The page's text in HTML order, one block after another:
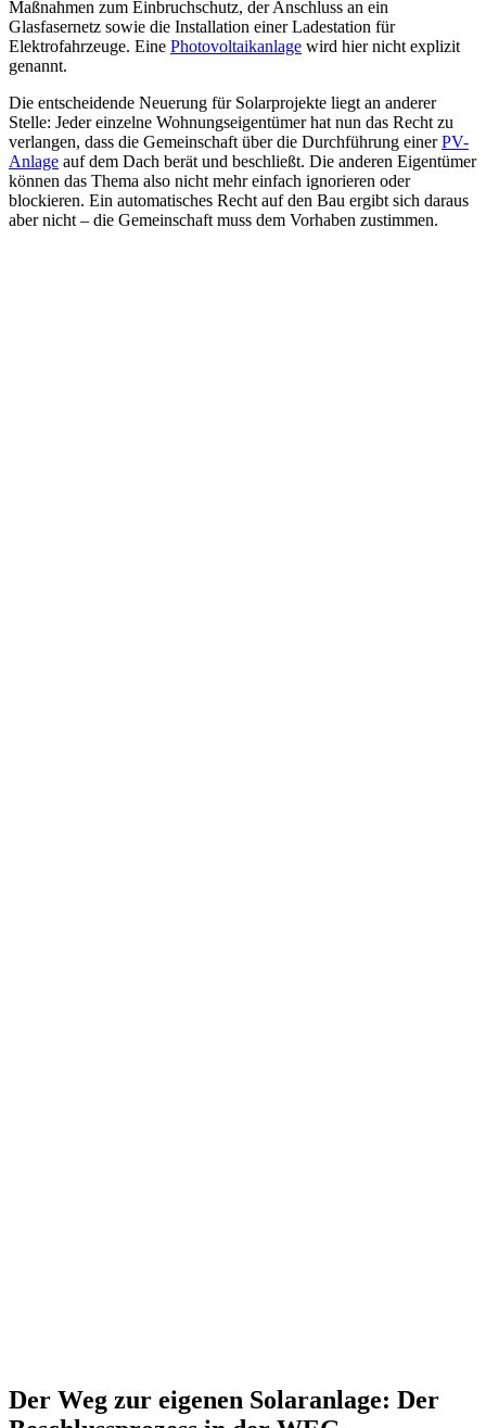
Maßnahmen zum Einbruchschutz, der Anschluss an ein
Glasfasernetz sowie die Installation einer Ladestation für
Elektrofahrzeuge. Eine Photovoltaikanlage wird hier nicht explizit
genannt.
Die entscheidende Neuerung für Solarprojekte liegt an anderer
Stelle: Jeder einzelne Wohnungseigentümer hat nun das Recht zu
verlangen, dass die Gemeinschaft über die Durchführung einerPV-
Anlage auf dem Dach berät und beschließt. Die anderen Eigentümer
können das Thema also nicht mehr einfach ignorieren oder
blockieren. Ein automatisches Recht auf den Bau ergibt sich daraus
aber nicht – die Gemeinschaft muss dem Vorhaben zustimmen.
Der Weg zur eigenen Solaranlage: Der